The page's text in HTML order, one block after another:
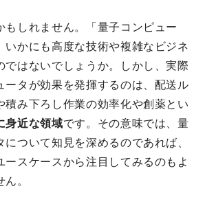
もしれません。「量子コンピュー
いかにも高度な技術や複雑なビジネ
ではないでしょうか。しかし、実際
ータが効果を発揮するのは、配送ル
積み下ろし作業の効率化や創薬とい
身近な領域です。その意味では、量
について知見を深めるのであれば、
ースケースから注目してみるのもよ
。